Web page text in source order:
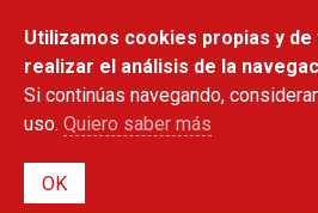
contenido
principal
Utilizamos cookies propias y
realizar el análisis de la
Si continúas navegando,
uso. Quiero saber más